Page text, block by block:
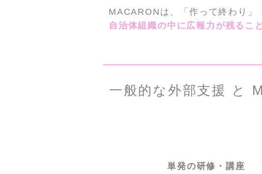
MACARONは、「作って終わり」
自治体組織の中に広報力が残るこ
一般的な外部支援 と
単発の研修・講座